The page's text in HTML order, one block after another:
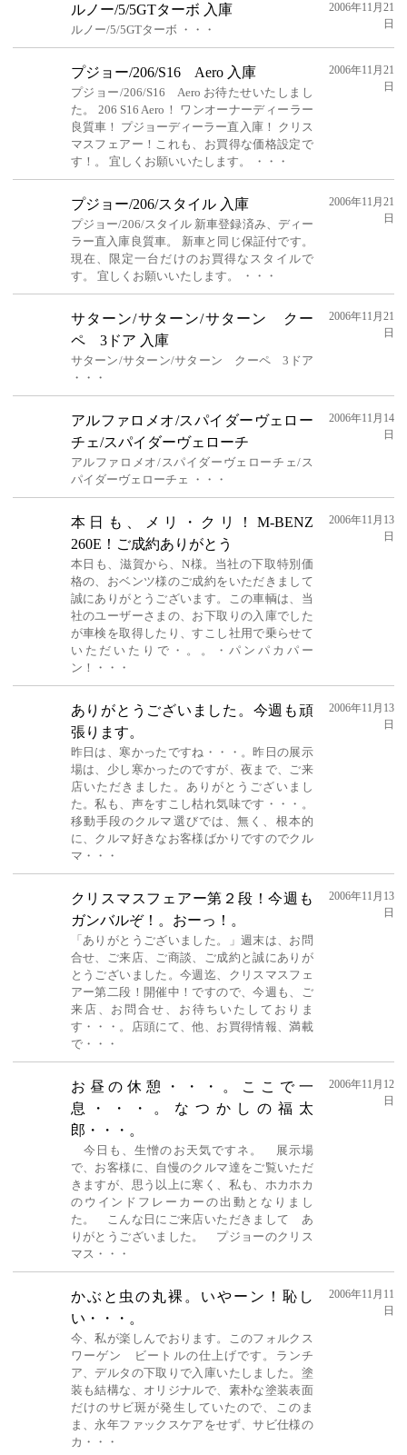
ルノー/5/5GTターボ 入庫
ルノー/5/5GTターボ ・・・
2006年11月21
日
プジョー/206/S16 Aero 入庫
プジョー/206/S16 Aero お待たせいたしまし
た。 206 S16 Aero！ ワンオーナーディーラー
良質車！ プジョーディーラー直入庫！ クリス
マスフェアー！これも、お買得な価格設定で
す！。 宜しくお願いいたします。 ・・・
2006年11月21
日
プジョー/206/スタイル 入庫
プジョー/206/スタイル 新車登録済み、ディー
ラー直入庫良質車。 新車と同じ保証付です。
現在、限定一台だけのお買得なスタイルで
す。 宜しくお願いいたします。 ・・・
2006年11月21
日
サターン/サターン/サターン クー
ペ 3ドア 入庫
サターン/サターン/サターン クーペ 3ドア
・・・
2006年11月21
日
アルファロメオ/スパイダーヴェロー
チェ/スパイダーヴェローチ
アルファロメオ/スパイダーヴェローチェ/ス
パイダーヴェローチェ ・・・
2006年11月14
日
本日も、メリ・クリ！M-BENZ
260E！ご成約ありがとう
本日も、滋賀から、N様。当社の下取特別価
格の、おベンツ様のご成約をいただきまして
誠にありがとうございます。この車輌は、当
社のユーザーさまの、お下取りの入庫でした
が車検を取得したり、すこし社用で乗らせて
いただいたりで・。。・パンパカパー
ン！・・・
2006年11月13
日
ありがとうございました。今週も頑
張ります。
昨日は、寒かったですね・・・。昨日の展示
場は、少し寒かったのですが、夜まで、ご来
店いただきました。ありがとうございまし
た。私も、声をすこし枯れ気味です・・・。
移動手段のクルマ選びでは、無く、根本的
に、クルマ好きなお客様ばかりですのでクル
マ・・・
2006年11月13
日
クリスマスフェアー第２段！今週も
ガンバルぞ！。おーっ！。
「ありがとうございました。」週末は、お問
合せ、ご来店、ご商談、ご成約と誠にありが
とうございました。今週迄、クリスマスフェ
アー第二段！開催中！ですので、今週も、ご
来店、お問合せ、お待ちいたしておりま
す・・・。店頭にて、他、お買得情報、満載
で・・・
2006年11月13
日
お昼の休憩・・・。ここで一
息・・・。なつかしの福太
郎・・・。
今日も、生憎のお天気ですネ。 展示場
で、お客様に、自慢のクルマ達をご覧いただ
きますが、思う以上に寒く、私も、ホカホカ
のウインドフレーカーの出動となりまし
た。 こんな日にご来店いただきまして あ
りがとうございました。 プジョーのクリス
マス・・・
2006年11月12
日
かぶと虫の丸裸。いやーン！恥し
い・・・。
今、私が楽しんでおります。このフォルクス
ワーゲン ビートルの仕上げです。ランチ
ア、デルタの下取りで入庫いたしました。塗
装も結構な、オリジナルで、素朴な塗装表面
だけのサビ斑が発生していたので、このま
ま、永年ファックスケアをせず、サビ仕様の
カ・・・
2006年11月11
日